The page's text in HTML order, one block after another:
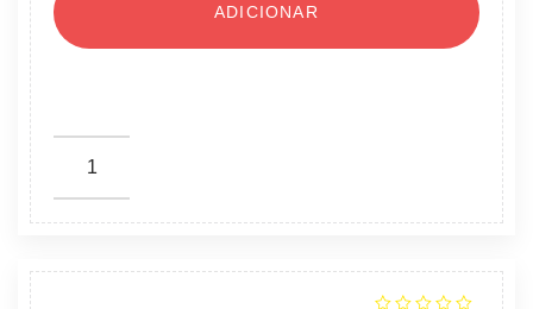
ADICIONAR